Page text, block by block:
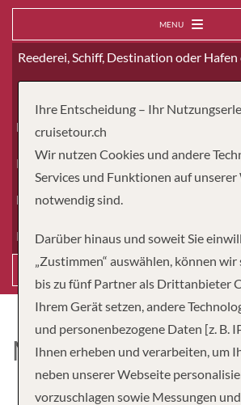
MENU
Erwachsene
Kinder
Dauer
Reiseart
Suchen
MS AFRICAN
Ihre Entscheidung – Ihr
cruisetour.ch
Wir nutzen Cookies und andere
Services und Funktionen auf
notwendig sind.
Darüber hinaus und soweit Sie
„Zustimmen“ auswählen, können
bis zu fünf Partner als Drittanbieter
Ihrem Gerät setzen, andere
und personenbezogene Daten [z. B.
Ihnen erheben und verarbeiten, um
neben unserer Webseite
vorzuschlagen sowie Messungen